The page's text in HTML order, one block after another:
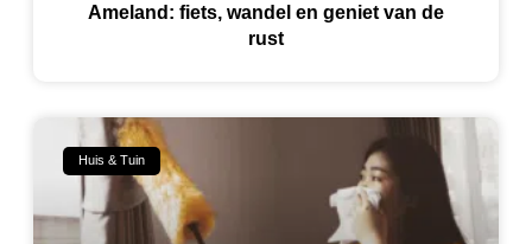
Ameland: fiets, wandel en geniet van de
rust
Huis & Tuin